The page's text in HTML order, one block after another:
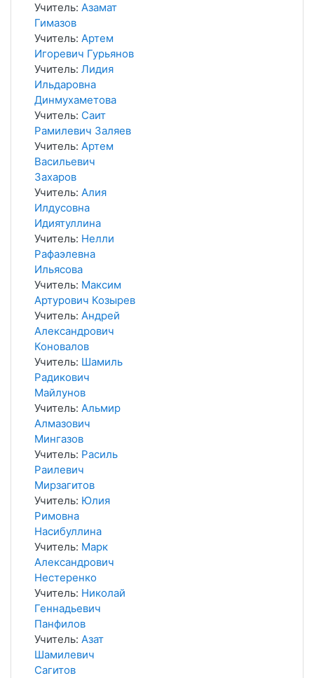
Учитель: Азамат
Гимазов
Учитель: Артем
Игоревич Гурьянов
Учитель: Лидия
Ильдаровна
Динмухаметова
Учитель: Саит
Рамилевич Заляев
Учитель: Артем
Васильевич
Захаров
Учитель: Алия
Илдусовна
Идиятуллина
Учитель: Нелли
Рафаэлевна
Ильясова
Учитель: Максим
Артурович Козырев
Учитель: Андрей
Александрович
Коновалов
Учитель: Шамиль
Радикович
Майлунов
Учитель: Альмир
Алмазович
Мингазов
Учитель: Расиль
Раилевич
Мирзагитов
Учитель: Юлия
Римовна
Насибуллина
Учитель: Марк
Александрович
Нестеренко
Учитель: Николай
Геннадьевич
Панфилов
Учитель: Азат
Шамилевич
Сагитов